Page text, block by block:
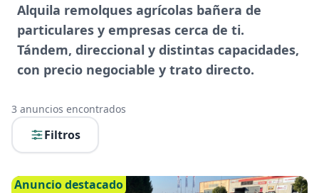
Alquila remolques agrícolas bañera de
particulares y empresas cerca de ti.
Tándem, direccional y distintas capacidades,
con precio negociable y trato directo.
3 anuncios encontrados
Filtros
Anuncio destacado